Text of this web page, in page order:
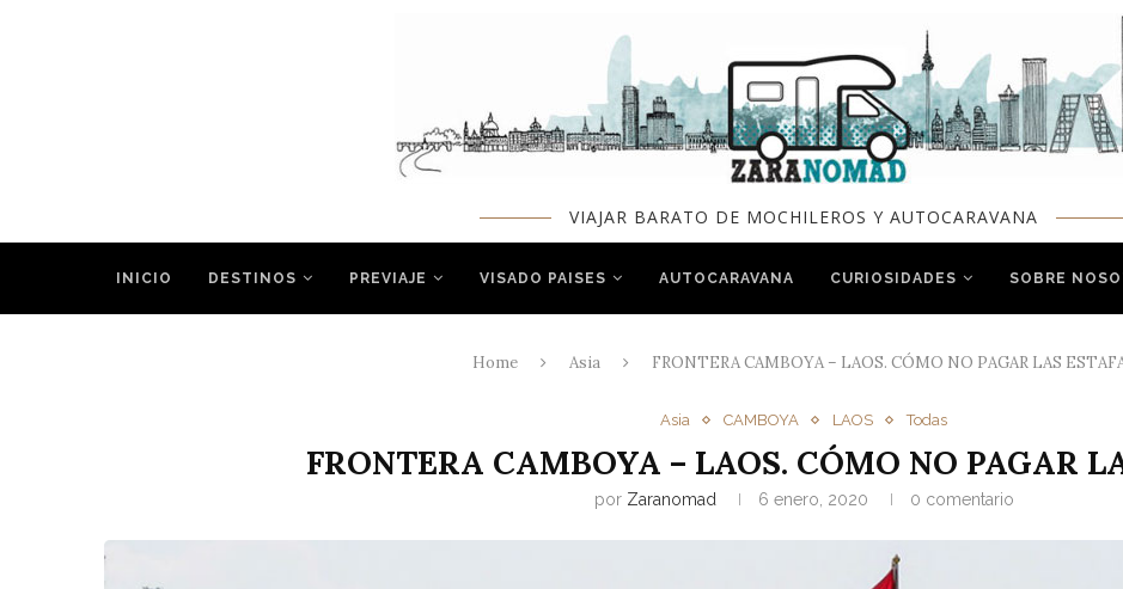
VIAJAR BARATO DE MOCHILEROS Y AUTOCARAVANA
INICIO DESTINOS PREVIAJE VISADO PAISES AUTOCARAVANA CURIOSIDADES SOBRE
Home Asia FRONTERA CAMBOYA – LAOS. CÓMO NO PAGAR LAS
Asia CAMBOYA LAOS Todas
FRONTERA CAMBOYA – LAOS. CÓMO NO PAGAR
por Zaranomad 6 enero, 2020 0 comentario